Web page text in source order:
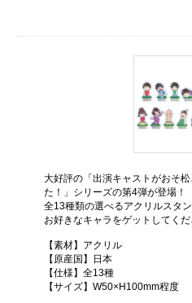
大好評の「出演キャストがおそ
た！」シリーズの第4弾が登場！
全13種類の選べるアクリルスタン
お好きなキャラをゲットしてくだ
【素材】アクリル
【原産国】日本
【仕様】全13種
【サイズ】W50×H100mm程度